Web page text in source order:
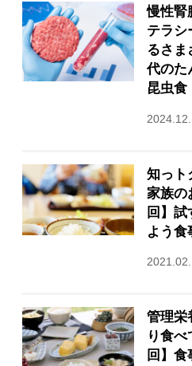
慢性腎
テラシ
るさ
代のた
昆虫食
知っト
家族の
回】試
よう食
管理栄
り食
回】